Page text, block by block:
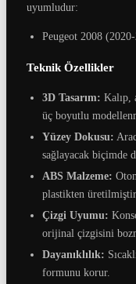
uyumludur:
Peugeot 2008
Teknik Özellikler
3D Tasarım: Kalıp,
üç boyutlu
Yüzey Dokusu:
sağlayacak biçimde
ABS Malzeme:
plastikten üretilmiştir.
Çizgi Uyumu:
orijinal çizgisini
Dayanıklılık:
formunu korur.